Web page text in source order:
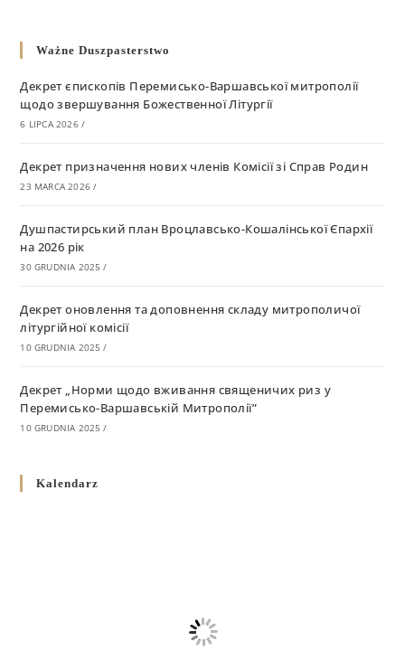
Ważne Duszpasterstwo
Декрет єпископів Перемисько-Варшавської митрополії
щодо звершування Божественної Літургії
6 LIPCA 2026 /
Декрет призначення нових членів Комісії зі Справ Родин
23 MARCA 2026 /
Душпастирський план Вроцлавсько-Кошалінської Єпархії
на 2026 рік
30 GRUDNIA 2025 /
Декрет оновлення та доповнення складу митрополичої
літургійної комісії
10 GRUDNIA 2025 /
Декрет „Норми щодо вживання священичих риз у
Перемисько-Варшавській Митрополії”
10 GRUDNIA 2025 /
григоріанським календарем
Душпастирський план Вроцлавсько-Кошалінської єпархії
Kalendarz